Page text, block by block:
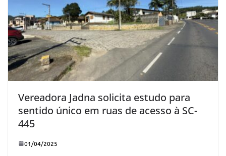
Vereadora Jadna solicita estudo para
sentido único em ruas de acesso à SC-
445
01/04/2025